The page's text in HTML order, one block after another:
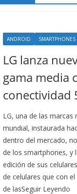
ANDROID SMARTPHONES
LG lanza
gama media
conectividad
LG, una de las marcas
mundial, instaurada
dentro del mercado,
de los smartphones, y
edición de sus
de celulares que con
de lasSeguir Leyendo